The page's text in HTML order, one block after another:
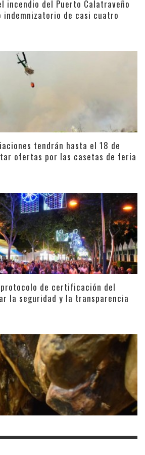
incendio del Puerto Calatraveño
indemnizatorio de casi cuatro
tendrán hasta el 18 de
ofertas por las casetas de feria
protocolo de certificación del
la seguridad y la transparencia